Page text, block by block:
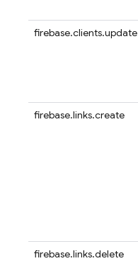
firebase.clients.update
firebase.links.create
firebase.links.delete